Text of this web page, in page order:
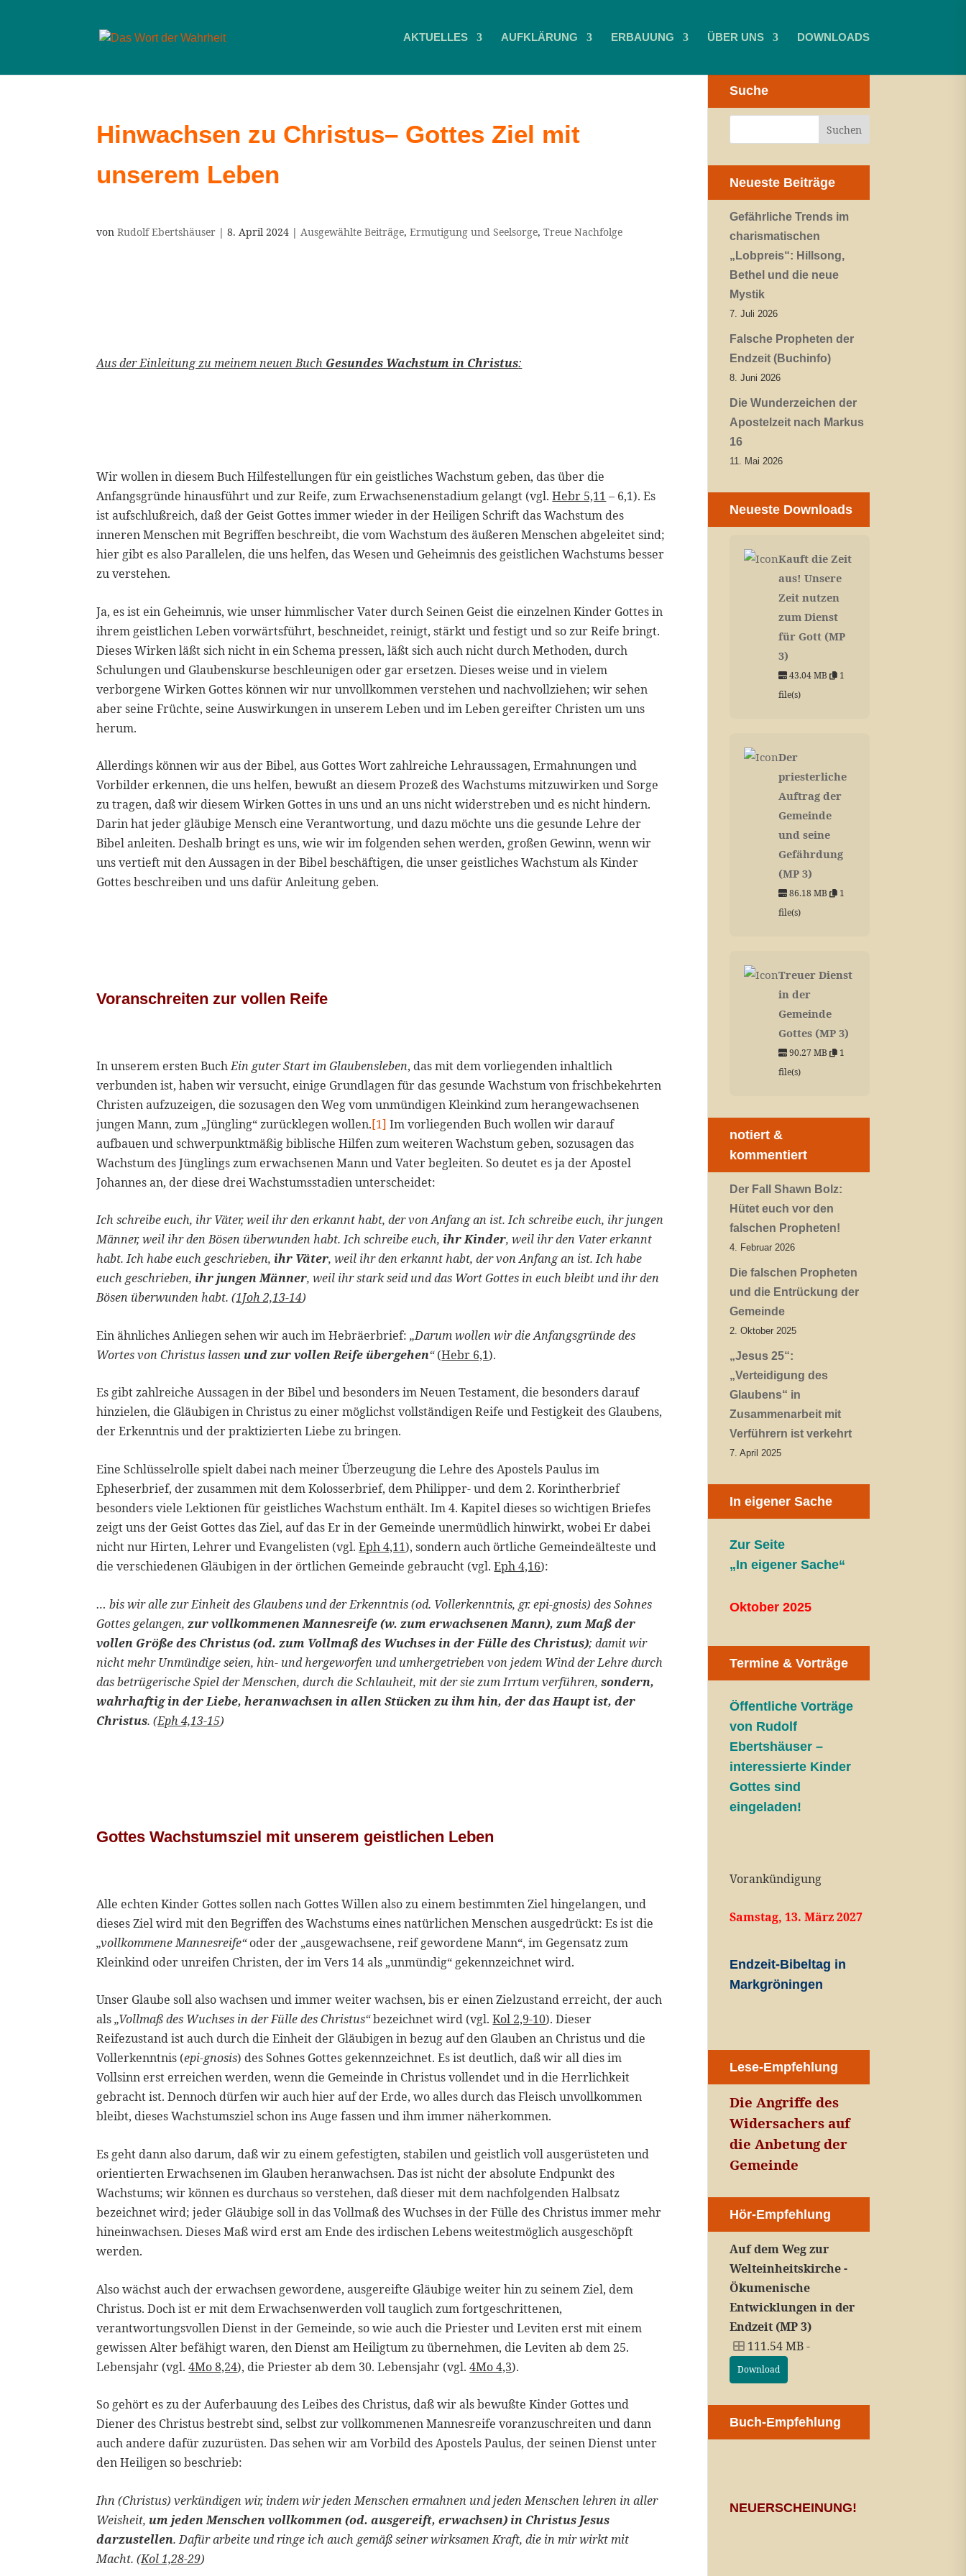
AKTUELLES AUFKLÄRUNG ERBAUUNG ÜBER UNS DOWNLOADS
Hinwachsen zu Christus– Gottes Ziel mit
unserem Leben
vonRudolf Ebertshäuser |8. April 2024 |Ausgewählte Beiträge,Ermutigung und Seelsorge,Treue Nachfolge
Aus der Einleitung zu meinem neuen Buch Gesundes Wachstum in Christus:
Wir wollen in diesem Buch Hilfestellungen für ein geistliches Wachstum geben, das über die
Anfangsgründe hinausführt und zur Reife, zum Erwachsenenstadium gelangt (vgl.Hebr 5,11 – 6,1). Es
ist aufschlußreich, daß der Geist Gottes immer wieder in der Heiligen Schrift das Wachstum des
inneren Menschen mit Begriffen beschreibt, die vom Wachstum des äußeren Menschen abgeleitet sind;
hier gibt es also Parallelen, die uns helfen, das Wesen und Geheimnis des geistlichen Wachstums besser
zu verstehen.
Ja, es ist ein Geheimnis, wie unser himmlischer Vater durch Seinen Geist die einzelnen Kinder Gottes in
ihrem geistlichen Leben vorwärtsführt, beschneidet, reinigt, stärkt und festigt und so zur Reife bringt.
Dieses Wirken läßt sich nicht in ein Schema pressen, läßt sich auch nicht durch Methoden, durch
Schulungen und Glaubenskurse beschleunigen oder gar ersetzen. Dieses weise und in vielem
verborgene Wirken Gottes können wir nur unvollkommen verstehen und nachvollziehen; wir sehen
aber seine Früchte, seine Auswirkungen in unserem Leben und im Leben gereifter Christen um uns
herum.
Allerdings können wir aus der Bibel, aus Gottes Wort zahlreiche Lehraussagen, Ermahnungen und
Vorbilder erkennen, die uns helfen, bewußt an diesem Prozeß des Wachstums mitzuwirken und Sorge
zu tragen, daß wir diesem Wirken Gottes in uns und an uns nicht widerstreben und es nicht hindern.
Darin hat jeder gläubige Mensch eine Verantwortung, und dazu möchte uns die gesunde Lehre der
Bibel anleiten. Deshalb bringt es uns, wie wir im folgenden sehen werden, großen Gewinn, wenn wir
uns vertieft mit den Aussagen in der Bibel beschäftigen, die unser geistliches Wachstum als Kinder
Gottes beschreiben und uns dafür Anleitung geben.
Voranschreiten zur vollen Reife
In unserem ersten BuchEin guter Start im Glaubensleben, das mit dem vorliegenden inhaltlich
verbunden ist, haben wir versucht, einige Grundlagen für das gesunde Wachstum von frischbekehrten
Christen aufzuzeigen, die sozusagen den Weg vom unmündigen Kleinkind zum herangewachsenen
jungen Mann, zum „Jüngling“ zurücklegen wollen.[1] Im vorliegenden Buch wollen wir darauf
aufbauen und schwerpunktmäßig biblische Hilfen zum weiteren Wachstum geben, sozusagen das
Wachstum des Jünglings zum erwachsenen Mann und Vater begleiten. So deutet es ja der Apostel
Johannes an, der diese drei Wachstumsstadien unterscheidet:
Ich schreibe euch, ihr Väter, weil ihr den erkannt habt, der von Anfang an ist. Ich schreibe euch, ihr jungen
Männer, weil ihr den Bösen überwunden habt. Ich schreibe euch, ihr Kinder, weil ihr den Vater erkannt
habt. Ich habe euch geschrieben, ihr Väter, weil ihr den erkannt habt, der von Anfang an ist. Ich habe
euch geschrieben, ihr jungen Männer, weil ihr stark seid und das Wort Gottes in euch bleibt und ihr den
Bösen überwunden habt. (1Joh 2,13-14)
Ein ähnliches Anliegen sehen wir auch im Hebräerbrief:„Darum wollen wir die Anfangsgründe des
Wortes von Christus lassen und zur vollen Reife übergehen“(Hebr 6,1).
Es gibt zahlreiche Aussagen in der Bibel und besonders im Neuen Testament, die besonders darauf
hinzielen, die Gläubigen in Christus zu einer möglichst vollständigen Reife und Festigkeit des Glaubens,
der Erkenntnis und der praktizierten Liebe zu bringen.
Eine Schlüsselrolle spielt dabei nach meiner Überzeugung die Lehre des Apostels Paulus im
Epheserbrief, der zusammen mit dem Kolosserbrief, dem Philipper- und dem 2. Korintherbrief
besonders viele Lektionen für geistliches Wachstum enthält. Im 4. Kapitel dieses so wichtigen Briefes
zeigt uns der Geist Gottes das Ziel, auf das Er in der Gemeinde unermüdlich hinwirkt, wobei Er dabei
nicht nur Hirten, Lehrer und Evangelisten (vgl.Eph 4,11), sondern auch örtliche Gemeindeälteste und
die verschiedenen Gläubigen in der örtlichen Gemeinde gebraucht (vgl.Eph 4,16):
… bis wir alle zur Einheit des Glaubens und der Erkenntnis (od. Vollerkenntnis, gr. epi-gnosis) des Sohnes
Gottes gelangen,zur vollkommenen Mannesreife (w. zum erwachsenen Mann), zum Maß der
vollen Größe des Christus (od. zum Vollmaß des Wuchses in der Fülle des Christus); damit wir
nicht mehr Unmündige seien, hin- und hergeworfen und umhergetrieben von jedem Wind der Lehre durch
das betrügerische Spiel der Menschen, durch die Schlauheit, mit der sie zum Irrtum verführen,sondern,
wahrhaftig in der Liebe, heranwachsen in allen Stücken zu ihm hin, der das Haupt ist, der
Christus. (Eph 4,13-15)
Gottes Wachstumsziel mit unserem geistlichen Leben
Alle echten Kinder Gottes sollen nach Gottes Willen also zu einem bestimmten Ziel hingelangen, und
dieses Ziel wird mit den Begriffen des Wachstums eines natürlichen Menschen ausgedrückt: Es ist die
„vollkommene Mannesreife“oder der „ausgewachsene, reif gewordene Mann“, im Gegensatz zum
Kleinkind oder unreifen Christen, der im Vers 14 als „unmündig“ gekennzeichnet wird.
Unser Glaube soll also wachsen und immer weiter wachsen, bis er einen Zielzustand erreicht, der auch
als„Vollmaß des Wuchses in der Fülle des Christus“bezeichnet wird (vgl.Kol 2,9-10). Dieser
Reifezustand ist auch durch die Einheit der Gläubigen in bezug auf den Glauben an Christus und die
Vollerkenntnis (epi-gnosis) des Sohnes Gottes gekennzeichnet. Es ist deutlich, daß wir all dies im
Vollsinn erst erreichen werden, wenn die Gemeinde in Christus vollendet und in die Herrlichkeit
gebracht ist. Dennoch dürfen wir auch hier auf der Erde, wo alles durch das Fleisch unvollkommen
bleibt, dieses Wachstumsziel schon ins Auge fassen und ihm immer näherkommen.
Es geht dann also darum, daß wir zu einem gefestigten, stabilen und geistlich voll ausgerüsteten und
orientierten Erwachsenen im Glauben heranwachsen. Das ist nicht der absolute Endpunkt des
Wachstums; wir können es durchaus so verstehen, daß dieser mit dem nachfolgenden Halbsatz
bezeichnet wird; jeder Gläubige soll in das Vollmaß des Wuchses in der Fülle des Christus immer mehr
hineinwachsen. Dieses Maß wird erst am Ende des irdischen Lebens weitestmöglich ausgeschöpft
werden.
Also wächst auch der erwachsen gewordene, ausgereifte Gläubige weiter hin zu seinem Ziel, dem
Christus. Doch ist er mit dem Erwachsenwerden voll tauglich zum fortgeschrittenen,
verantwortungsvollen Dienst in der Gemeinde, so wie auch die Priester und Leviten erst mit einem
gewissen Alter befähigt waren, den Dienst am Heiligtum zu übernehmen, die Leviten ab dem 25.
Lebensjahr (vgl.4Mo 8,24), die Priester ab dem 30. Lebensjahr (vgl.4Mo 4,3).
So gehört es zu der Auferbauung des Leibes des Christus, daß wir als bewußte Kinder Gottes und
Diener des Christus bestrebt sind, selbst zur vollkommenen Mannesreife voranzuschreiten und dann
auch andere dafür zuzurüsten. Das sehen wir am Vorbild des Apostels Paulus, der seinen Dienst unter
den Heiligen so beschrieb:
Ihn (Christus) verkündigen wir, indem wir jeden Menschen ermahnen und jeden Menschen lehren in aller
Weisheit, um jeden Menschen vollkommen (od. ausgereift, erwachsen) in Christus Jesus
darzustellen. Dafür arbeite und ringe ich auch gemäß seiner wirksamen Kraft, die in mir wirkt mit
Macht. (Kol 1,28-29)
Suche
Neueste Beiträge
Gefährliche Trends im
charismatischen
„Lobpreis“: Hillsong,
Bethel und die neue
Mystik
7. Juli 2026
Falsche Propheten der
Endzeit (Buchinfo)
8. Juni 2026
Die Wunderzeichen der
Apostelzeit nach Markus
16
11. Mai 2026
Neueste Downloads
Kauft die Zeit
aus! Unsere
Zeit nutzen
zum Dienst
für Gott (MP
3)
43.04 MB
1
file(s)
Der
priesterliche
Auftrag der
Gemeinde
und seine
Gefährdung
(MP 3)
86.18 MB
1
file(s)
Treuer Dienst
in der
Gemeinde
Gottes (MP 3)
90.27 MB
1
file(s)
notiert &
kommentiert
Der Fall Shawn Bolz:
Hütet euch vor den
falschen Propheten!
4. Februar 2026
Die falschen Propheten
und die Entrückung der
Gemeinde
2. Oktober 2025
„Jesus 25“:
„Verteidigung des
Glaubens“ in
Zusammenarbeit mit
Verführern ist verkehrt
7. April 2025
In eigener Sache
Zur Seite
„In eigener Sache“
Oktober 2025
Termine & Vorträge
Öffentliche Vorträge
von Rudolf
Ebertshäuser –
interessierte Kinder
Gottes sind
eingeladen!
Vorankündigung
Samstag, 13. März 2027
Endzeit-Bibeltag in
Markgröningen
Lese-Empfehlung
Die Angriffe des
Widersachers auf
die Anbetung der
Gemeinde
Hör-Empfehlung
Auf dem Weg zur
Welteinheitskirche -
Ökumenische
Entwicklungen in der
Endzeit (MP 3)
111.54 MB -
Download
Buch-Empfehlung
NEUERSCHEINUNG!